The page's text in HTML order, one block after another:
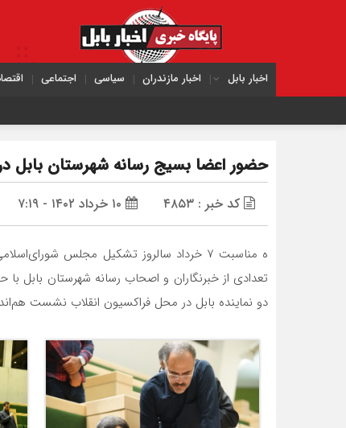
اخبار بابل اخبار مازندران سیاسی اجتماعی
حضور اعضا بسیج رسانه شهرستان بابل
کد خبر : ۴۸۵۳
ه مناسبت ۷ خرداد سالروز تشکیل مجلس
تعدادی از خبرنگاران و اصحاب رسانه شهرستان بابل
دو نماینده بابل در محل فراکسیون انقلاب نشست